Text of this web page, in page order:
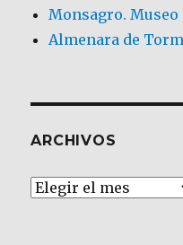
Monsagro.
Almenara de
ARCHIVOS
Archivos